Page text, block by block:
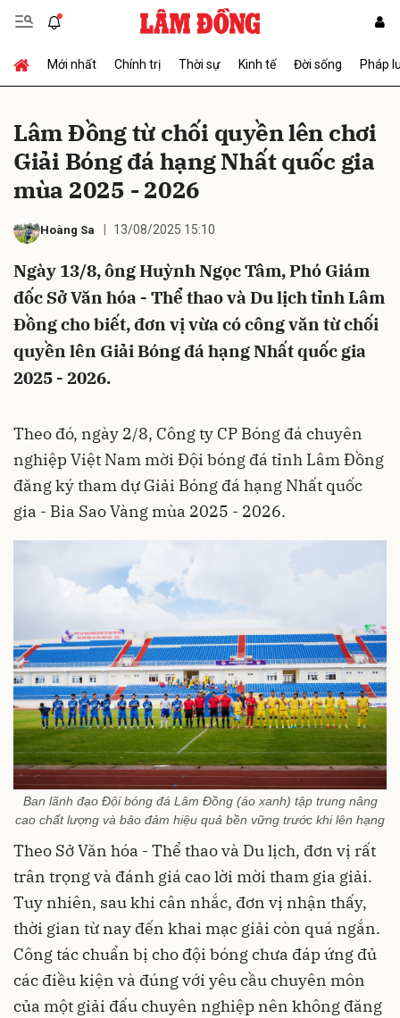
Mới nhất Chính trị Thời sự Kinh tế Đời sống Pháp
Lâm Đồng từ chối quyền lên chơi
Giải Bóng đá hạng Nhất quốc gia
mùa 2025 - 2026
Hoàng Sa 13/08/2025 15:10
Ngày 13/8, ông Huỳnh Ngọc Tâm, Phó Giám
đốc Sở Văn hóa - Thể thao và Du lịch tỉnh Lâm
Đồng cho biết, đơn vị vừa có công văn từ chối
quyền lên Giải Bóng đá hạng Nhất quốc gia
2025 - 2026.
Theo đó, ngày 2/8, Công ty CP Bóng đá chuyên
nghiệp Việt Nam mời Đội bóng đá tỉnh Lâm Đồng
đăng ký tham dự Giải Bóng đá hạng Nhất quốc
gia - Bia Sao Vàng mùa 2025 - 2026.
Ban lãnh đạo Đội bóng đá Lâm Đồng (áo xanh) tập trung nâng
cao chất lượng và bảo đảm hiệu quả bền vững trước khi lên hạng
Theo Sở Văn hóa - Thể thao và Du lịch, đơn vị rất
trân trọng và đánh giá cao lời mời tham gia giải.
Tuy nhiên, sau khi cân nhắc, đơn vị nhận thấy,
thời gian từ nay đến khai mạc giải còn quá ngắn.
Công tác chuẩn bị cho đội bóng chưa đáp ứng đủ
các điều kiện và đúng với yêu cầu chuyên môn
của một giải đấu chuyên nghiệp nên không đăng
Gửi bình luận
Hủy Gửi